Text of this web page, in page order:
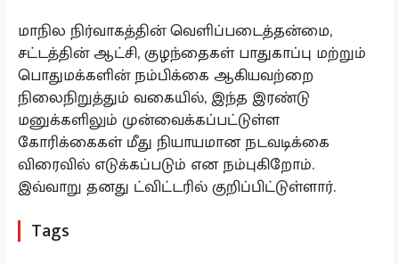
மாநில நிர்வாகத்தின் வெளிப்படைத்தன்மை,
சட்டத்தின் ஆட்சி, குழந்தைகள் பாதுகாப்பு மற்றும்
பொதுமக்களின் நம்பிக்கை ஆகியவற்றை
நிலைநிறுத்தும் வகையில், இந்த இரண்டு
மனுக்களிலும் முன்வைக்கப்பட்டுள்ள
கோரிக்கைகள் மீது நியாயமான நடவடிக்கை
விரைவில் எடுக்கப்படும் என நம்புகிறோம்.
இவ்வாறு தனது ட்விட்டரில் குறிப்பிட்டுள்ளார்.
Tags